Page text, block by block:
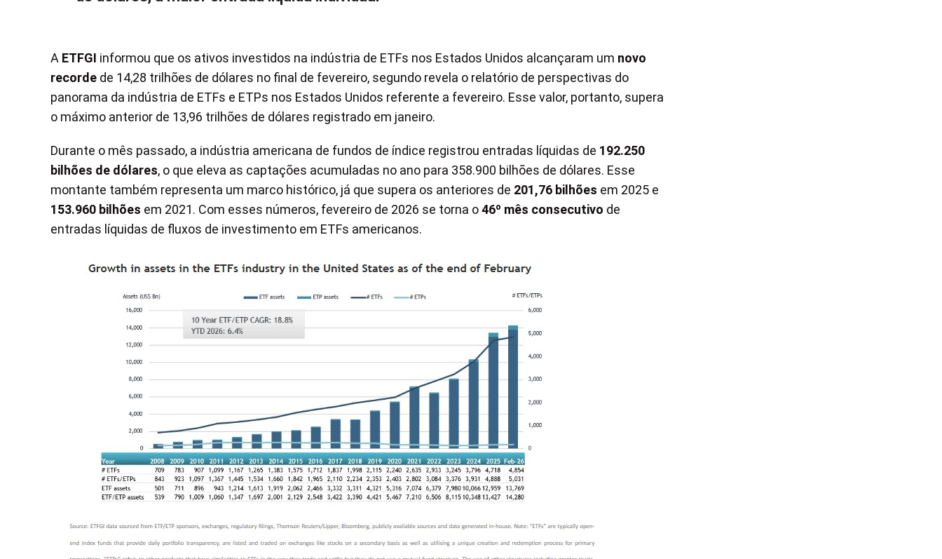
A ETFGI informou que os ativos investidos na indústria de ETFs nos Estados Unidos alcançaram um novo
recorde de 14,28 trilhões de dólares no final de fevereiro, segundo revela o relatório de perspectivas do
panorama da indústria de ETFs e ETPs nos Estados Unidos referente a fevereiro. Esse valor, portanto, supera
o máximo anterior de 13,96 trilhões de dólares registrado em janeiro.
Durante o mês passado, a indústria americana de fundos de índice registrou entradas líquidas de 192.250
bilhões de dólares, o que eleva as captações acumuladas no ano para 358.900 bilhões de dólares. Esse
montante também representa um marco histórico, já que supera os anteriores de 201,76 bilhões em 2025 e
153.960 bilhões em 2021. Com esses números, fevereiro de 2026 se torna o46º mês consecutivo de
entradas líquidas de fluxos de investimento em ETFs americanos.